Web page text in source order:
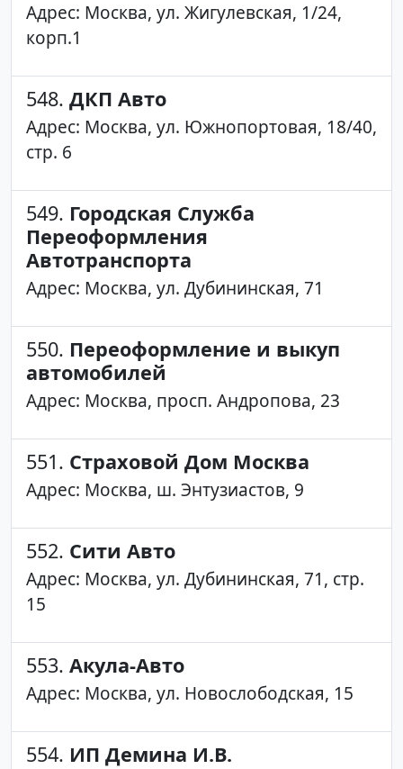
Адрес: Москва, ул. Жигулевская, 1/24,
корп.1
548. ДКП Авто
Адрес: Москва, ул. Южнопортовая, 18/40,
стр. 6
549. Городская Служба
Переоформления
Автотранспорта
Адрес: Москва, ул. Дубининская, 71
550. Переоформление и выкуп
автомобилей
Адрес: Москва, просп. Андропова, 23
551. Страховой Дом Москва
Адрес: Москва, ш. Энтузиастов, 9
552. Сити Авто
Адрес: Москва, ул. Дубининская, 71, стр.
15
553. Акула-Авто
Адрес: Москва, ул. Новослободская, 15
554. ИП Демина И.В.